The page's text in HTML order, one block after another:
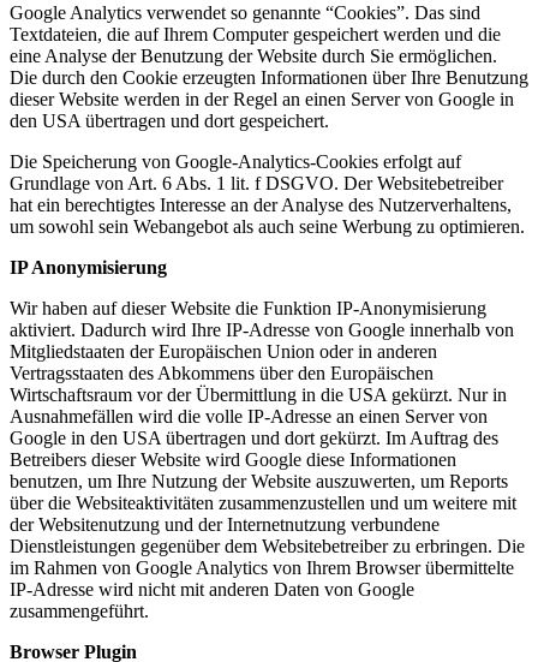
Google Analytics verwendet so genannte “Cookies”. Das sind
Textdateien, die auf Ihrem Computer gespeichert werden und die
eine Analyse der Benutzung der Website durch Sie ermöglichen.
Die durch den Cookie erzeugten Informationen über Ihre Benutzung
dieser Website werden in der Regel an einen Server von Google in
den USA übertragen und dort gespeichert.
Die Speicherung von Google-Analytics-Cookies erfolgt auf
Grundlage von Art. 6 Abs. 1 lit. f DSGVO. Der Websitebetreiber
hat ein berechtigtes Interesse an der Analyse des Nutzerverhaltens,
um sowohl sein Webangebot als auch seine Werbung zu optimieren.
IP Anonymisierung
Wir haben auf dieser Website die Funktion IP-Anonymisierung
aktiviert. Dadurch wird Ihre IP-Adresse von Google innerhalb von
Mitgliedstaaten der Europäischen Union oder in anderen
Vertragsstaaten des Abkommens über den Europäischen
Wirtschaftsraum vor der Übermittlung in die USA gekürzt. Nur in
Ausnahmefällen wird die volle IP-Adresse an einen Server von
Google in den USA übertragen und dort gekürzt. Im Auftrag des
Betreibers dieser Website wird Google diese Informationen
benutzen, um Ihre Nutzung der Website auszuwerten, um Reports
über die Websiteaktivitäten zusammenzustellen und um weitere mit
der Websitenutzung und der Internetnutzung verbundene
Dienstleistungen gegenüber dem Websitebetreiber zu erbringen. Die
im Rahmen von Google Analytics von Ihrem Browser übermittelte
IP-Adresse wird nicht mit anderen Daten von Google
zusammengeführt.
Browser Plugin